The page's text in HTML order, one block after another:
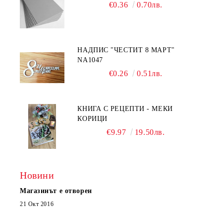
€0.36 0.70лв.
НАДПИС "ЧЕСТИТ 8 МАРТ"
NA1047
€0.26 0.51лв.
КНИГА С РЕЦЕПТИ - МЕКИ
КОРИЦИ
€9.97 19.50лв.
Новини
Магазинът е отворен
21 Окт 2016